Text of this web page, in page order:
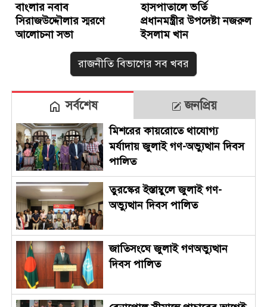
বাংলার নবাব
সিরাজউদ্দৌলার স্মরণে
আলোচনা সভা
হাসপাতালে ভর্তি
প্রধানমন্ত্রীর উপদেষ্টা নজরুল
ইসলাম খান
রাজনীতি বিভাগের সব খবর
সর্বশেষ জনপ্রিয়
মিশরের কায়রোতে থাযোগ্য
মর্যাদায় জুলাই গণ-অভ্যুত্থান দিবস
পালিত
তুরস্কের ইস্তাম্বুলে জুলাই গণ-
অভ্যুত্থান দিবস পালিত
জাতিসংঘে জুলাই গণঅভ্যুত্থান
দিবস পালিত